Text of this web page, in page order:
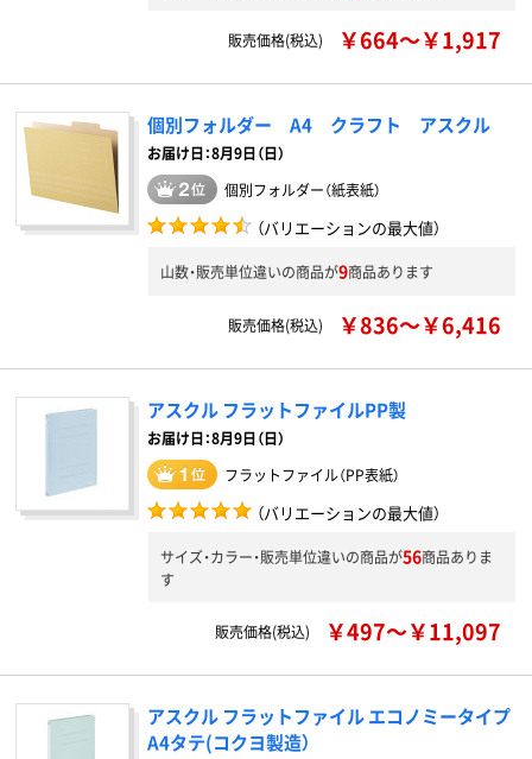
販売価格(税込) ￥664～￥1,917
個別フォルダー A4 クラフト アスクル
お届け日：8月9日（日）
個別フォルダー（紙表紙）
（バリエーションの最大値）
山数・販売単位違いの商品が9商品あります
販売価格(税込) ￥836～￥6,416
アスクル フラットファイルPP製
お届け日：8月9日（日）
フラットファイル（PP表紙）
（バリエーションの最大値）
サイズ・カラー・販売単位違いの商品が56商品ありま
す
販売価格(税込) ￥497～￥11,097
アスクル フラットファイル エコノミータイプ
A4タテ(コクヨ製造）